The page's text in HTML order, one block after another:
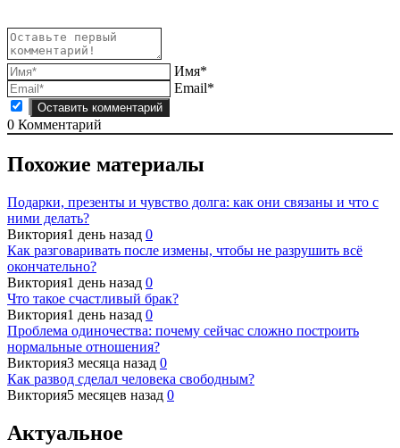
Имя*
Email*
0 Комментарий
Похожие материалы
Подарки, презенты и чувство долга: как они связаны и что с
ними делать?
Виктория1 день назад 0
Как разговаривать после измены, чтобы не разрушить всё
окончательно?
Виктория1 день назад 0
Что такое счастливый брак?
Виктория1 день назад 0
Проблема одиночества: почему сейчас сложно построить
нормальные отношения?
Виктория3 месяца назад 0
Как развод сделал человека свободным?
Виктория5 месяцев назад 0
Актуальное